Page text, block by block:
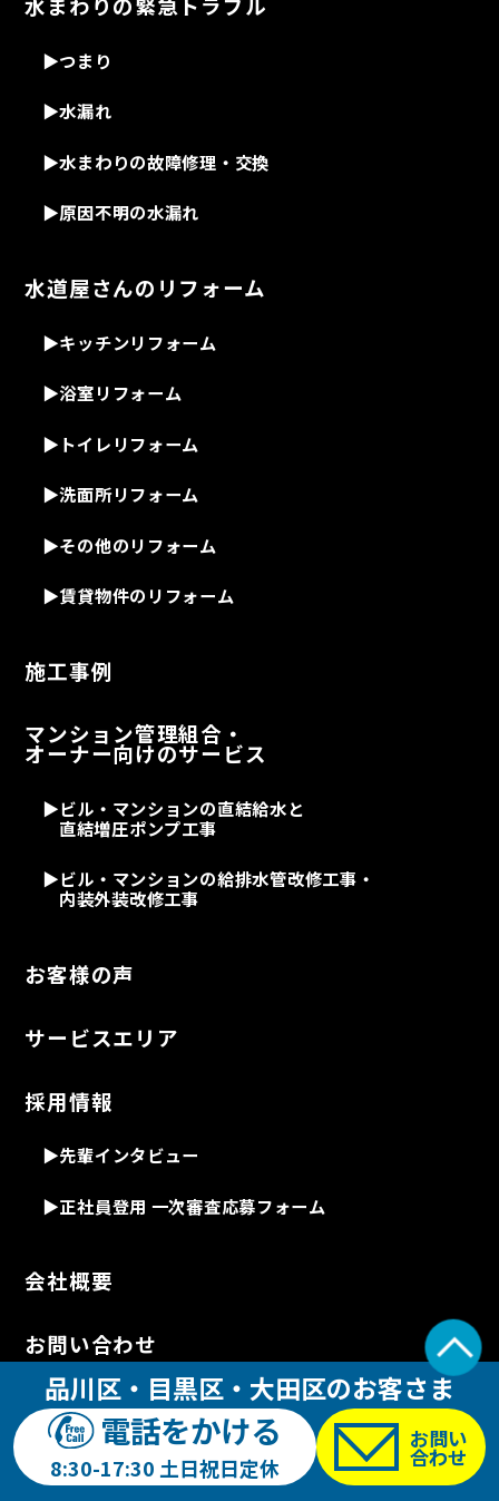
▶つまり
▶水漏れ
▶水まわりの故障修理・交換
▶原因不明の水漏れ
水道屋さんのリフォーム
▶キッチンリフォーム
▶浴室リフォーム
▶ トイレリフォーム
▶洗面所リフォーム
▶その他のリフォーム
▶賃貸物件のリフォーム
施工事例
マンション管理組合・
オーナー向けのサービス
▶ビル・マンションの直結給水と
直結増圧ポンプ工事
▶ビル・マンションの給排水管改修工事・
内装外装改修工事
お客様の声
サービスエリア
採用情報
▶先輩インタビュー
▶正社員登用 一次審査応募フォーム
会社概要
お問い合わせ
プライバシーポリシー
〒142-0063 東京都品川区荏原 5-14-18
／ FreeCall.0120-79-4649
品川区・目黒区・大田区のお客さま
電話をかける
8:30-17:30 土日祝日定休
お問い
合わせ